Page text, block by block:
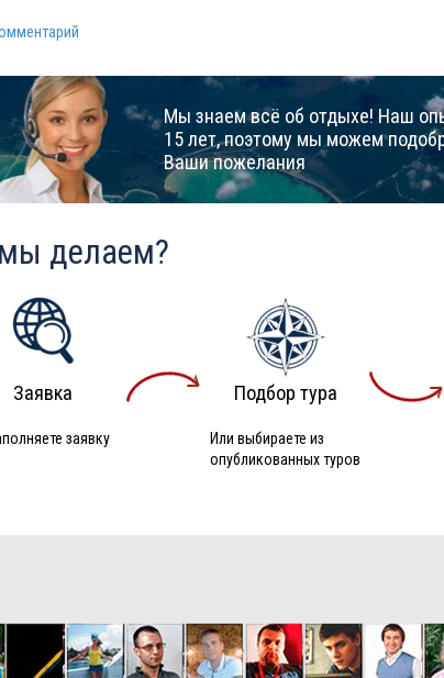
Мы знаем всё об отдыхе! Наш
15 лет, поэтому мы можем
Ваши пожелания
делаем?
Заявка
заявку
Подбор тура
Или выбираете из
опубликованных туров